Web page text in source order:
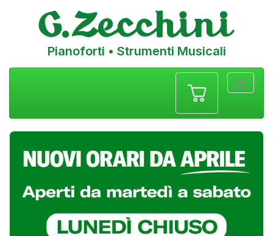
Pianoforti • Strumenti Musicali